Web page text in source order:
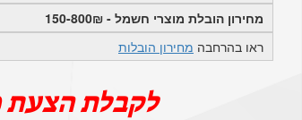
מחירון הובלת מוצרי חשמל - 150-800₪
ראו בהרחבה מחירון הובלות
לקבלת הצעת